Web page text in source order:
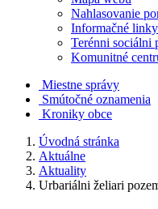
Nahlasovanie
Informačné linky
Terénni sociálni
Komunitné
Miestne správy
Smútočné oznamenia
Kroniky obce
Úvodná stránka
Aktuálne
Aktuality
Urbariálni želiari